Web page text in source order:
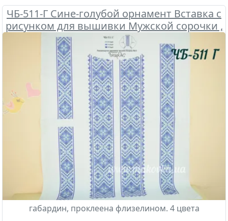
ЧБ-511-Г Сине-голубой орнамент Вставка с
рисунком для вышивки Мужской сорочки ,
Бісерок
габардин, проклеена флизелином. 4 цвета